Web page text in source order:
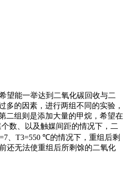
望能一举达到二氧化碳回收与二
的因素，进行两组不同的实验，
二组则是添加大量的甲烷，希望在
数、以及触媒间距的情况下，二
、T3=550 ℃的情况下，重组后剩
还无法使重组后所剩馀的二氧化